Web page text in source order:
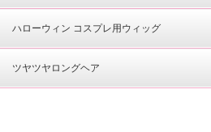
ハローウィン コスプレ用ウィッグ
ツヤツヤロングヘア